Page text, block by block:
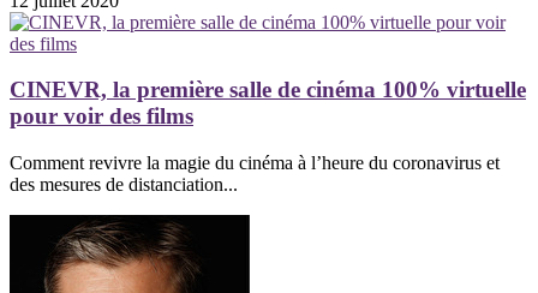
CINEVR, la première salle de cinéma 100% virtuelle
pour voir des films
Comment revivre la magie du cinéma à l’heure du coronavirus et
des mesures de distanciation...